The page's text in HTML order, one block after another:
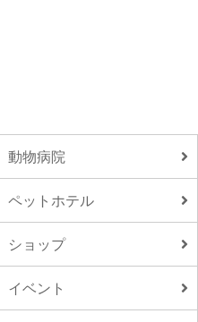
動物病院
ペットホテル
ショップ
イベント